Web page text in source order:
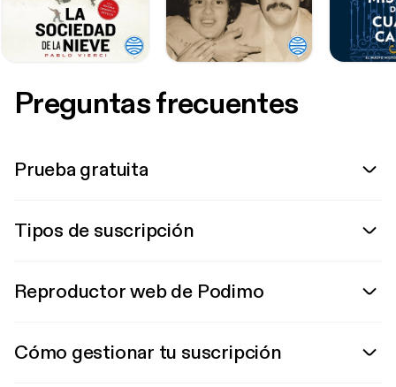
Preguntas frecuentes
Prueba gratuita
Tipos de suscripción
Reproductor web de Podimo
Cómo gestionar tu suscripción